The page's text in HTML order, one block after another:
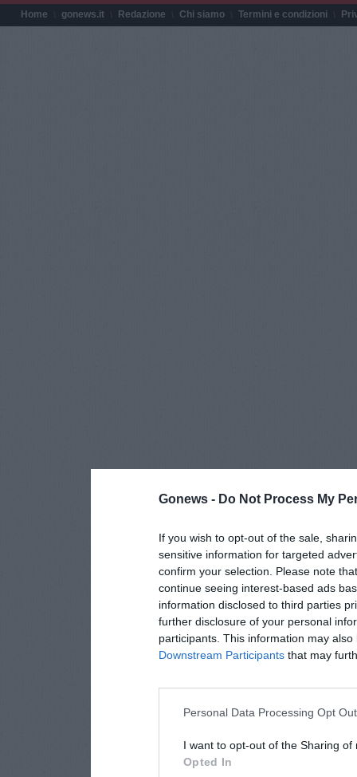
Gonews - Do Not Process My
If you wish to opt-out of the sale,
sensitive information for targeted
confirm your selection. Please note
continue seeing interest-based ads
information disclosed to third parties
further disclosure of your personal
participants. This information may
Downstream Participants that may
Personal Data Processing Opt
I want to opt-out of the Sharing of
Opted In
Home gonews.it Redazione Chi siamo Termini e condizioni